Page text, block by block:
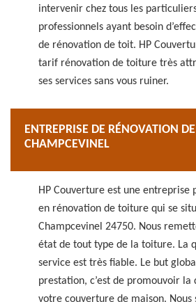
intervenir chez tous les
professionnels ayant besoin
de rénovation de toit. HP
tarif rénovation de toiture très
ses services sans vous ruiner.
ENTREPRISE DE RÉNOVATION
CHAMPCEVINEL
HP Couverture est une entreprise
en rénovation de toiture qui se
Champcevinel 24750. Nous
état de tout type de la toiture. La
service est très fiable. Le but
prestation, c’est de promouvoir la
votre couverture de maison. Nous